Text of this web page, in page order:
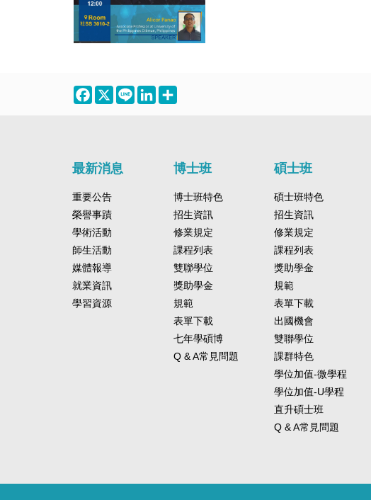
Facebook
X Line LinkedIn
最新消息
重要公告
榮譽事蹟
學術活動
師生活動
媒體報導
就業資訊
學習資源
博士班
博士班特色
招生資訊
修業規定
課程列表
雙聯學位
獎助學金
規範
表單下載
七年學碩博
Q & A常見問題
碩士班
碩士班特色
招生資訊
修業規定
課程列表
獎助學金
規範
表單下載
出國機會
雙聯學位
課群特色
學位加值-微學程
學位加值-U學程
直升碩士班
Q & A常見問題